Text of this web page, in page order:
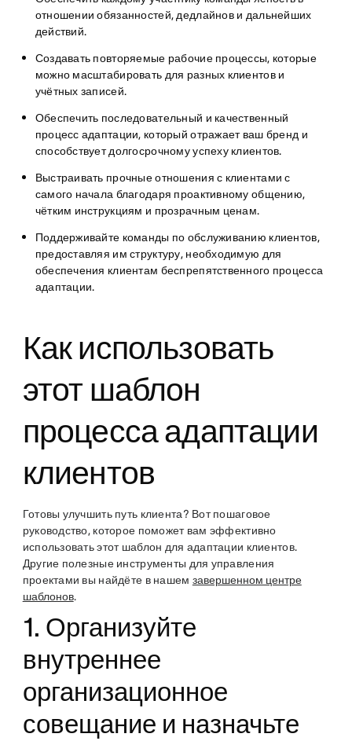
отношении обязанностей, дедлайнов и дальнейших
действий.
Создавать повторяемые рабочие процессы, которые
можно масштабировать для разных клиентов и
учётных записей.
Обеспечить последовательный и качественный
процесс адаптации, который отражает ваш бренд и
способствует долгосрочному успеху клиентов.
Выстраивать прочные отношения с клиентами с
самого начала благодаря проактивному общению,
чётким инструкциям и прозрачным ценам.
Поддерживайте команды по обслуживанию клиентов,
предоставляя им структуру, необходимую для
обеспечения клиентам беспрепятственного процесса
адаптации.
Как использовать
этот шаблон
процесса адаптации
клиентов
Готовы улучшить путь клиента? Вот пошаговое
руководство, которое поможет вам эффективно
использовать этот шаблон для адаптации клиентов.
Другие полезные инструменты для управления
проектами вы найдёте в нашем завершенном центре
шаблонов.
1. Организуйте
внутреннее
организационное
совещание и назначьте